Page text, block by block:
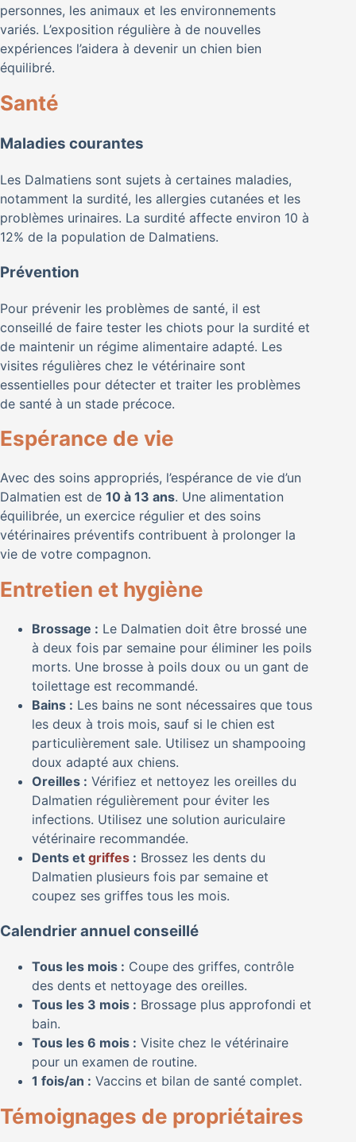
personnes, les animaux et les environnements
variés. L’exposition régulière à de nouvelles
expériences l’aidera à devenir un chien bien
équilibré.
Santé
Maladies courantes
Les Dalmatiens sont sujets à certaines maladies,
notamment la surdité, les allergies cutanées et les
problèmes urinaires. La surdité affecte environ 10 à
12% de la population de Dalmatiens.
Prévention
Pour prévenir les problèmes de santé, il est
conseillé de faire tester les chiots pour la surdité et
de maintenir un régime alimentaire adapté. Les
visites régulières chez le vétérinaire sont
essentielles pour détecter et traiter les problèmes
de santé à un stade précoce.
Espérance de vie
Avec des soins appropriés, l’espérance de vie d’un
Dalmatien est de 10 à 13 ans. Une alimentation
équilibrée, un exercice régulier et des soins
vétérinaires préventifs contribuent à prolonger la
vie de votre compagnon.
Entretien et hygiène
Brossage : Le Dalmatien doit être brossé une
à deux fois par semaine pour éliminer les poils
morts. Une brosse à poils doux ou un gant de
toilettage est recommandé.
Bains : Les bains ne sont nécessaires que tous
les deux à trois mois, sauf si le chien est
particulièrement sale. Utilisez un shampooing
doux adapté aux chiens.
Oreilles : Vérifiez et nettoyez les oreilles du
Dalmatien régulièrement pour éviter les
infections. Utilisez une solution auriculaire
vétérinaire recommandée.
Dents et griffes : Brossez les dents du
Dalmatien plusieurs fois par semaine et
coupez ses griffes tous les mois.
Calendrier annuel conseillé
Tous les mois : Coupe des griffes, contrôle
des dents et nettoyage des oreilles.
Tous les 3 mois : Brossage plus approfondi et
bain.
Tous les 6 mois : Visite chez le vétérinaire
pour un examen de routine.
1 fois/an : Vaccins et bilan de santé complet.
Témoignages de propriétaires